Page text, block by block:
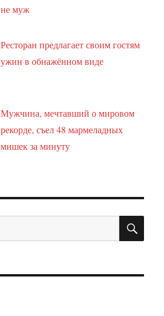
не муж
Ресторан предлагает своим гостям
ужин в обнажённом виде
Мужчина, мечтавший о мировом
рекорде, съел 48 мармеладных
мишек за минуту